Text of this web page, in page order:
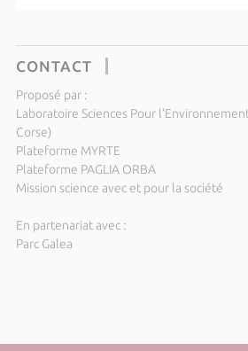
CONTACT
Proposé par :
Laboratoire Sciences Pour
Corse)
Plateforme MYRTE
Plateforme PAGLIA ORBA
Mission science avec et pour la société
En partenariat avec :
Parc Galea